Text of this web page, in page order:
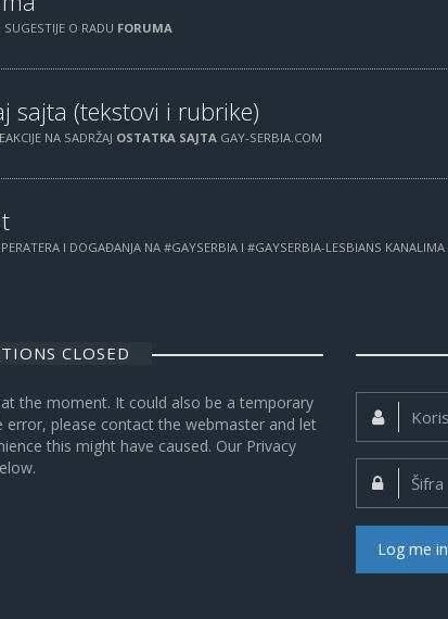
O RADU FORUMA
sajta (tekstovi i rubrike)
NA SADRŽAJ OSTATKA SAJTA GAY-SERBIA.COM
I DOGAĐANJA NA #GAYSERBIA I #GAYSERBIA-LESBIANS KANALIMA
CLOSED
the moment. It could also be a temporary
error, please contact the webmaster and let
this might have caused. Our Privacy
Korisničko
Šifra:
Log me in